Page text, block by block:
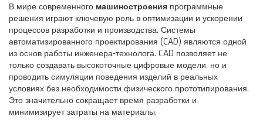
В мире современного машиностроения программные
решения играют ключевую роль в оптимизации и ускорении
процессов разработки и производства. Системы
автоматизированного проектирования (CAD) являются одной
из основ работы инженера-технолога. CAD позволяет не
только создавать высокоточные цифровые модели, но и
проводить симуляции поведения изделий в реальных
условиях без необходимости физического прототипирования.
Это значительно сокращает время разработки и
минимизирует затраты на материалы.